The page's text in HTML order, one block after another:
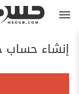
إنشاء حساب